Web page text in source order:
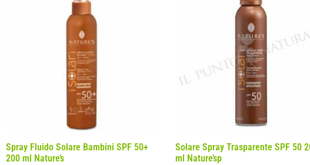
Spray Fluido Solare Bambini SPF 50+
200 ml Nature’s
Solare Spray Trasparente SPF 50
ml Nature’sp